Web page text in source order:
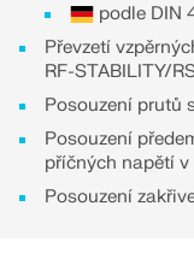
podle DIN
Převzetí
RF-STABILITY/
Posouzení prutů
Posouzení
příčných napětí v
Posouzení